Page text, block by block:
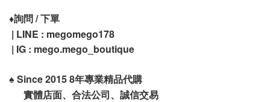
♦️詢問 / 下單
| LINE : megomego178
| IG : mego.mego_boutique
♠️ Since 2015 8年專業精品代購
實體店面、合法公司、誠信交易